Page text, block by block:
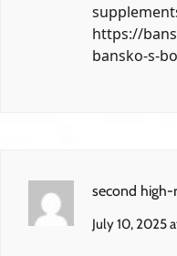
https://
bansko-s-
second high-
July 10, 2025